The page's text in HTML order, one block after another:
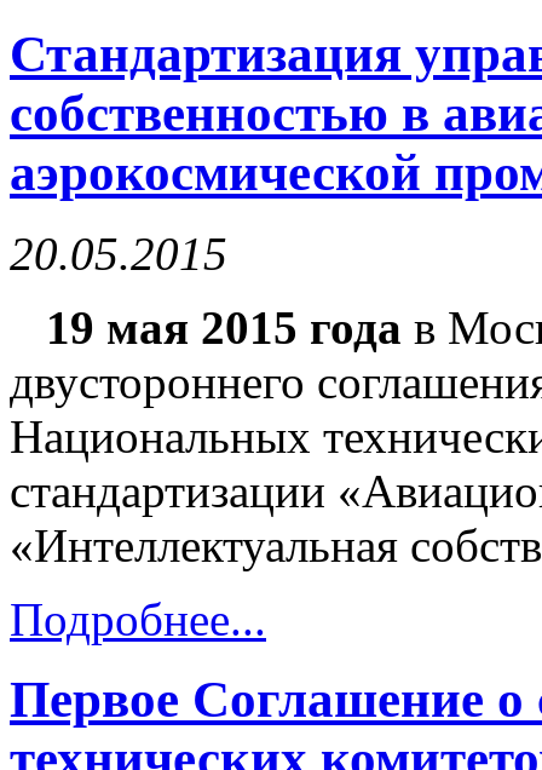
Стандартизация
собственностью в
аэрокосмической
20.05.2015
19 мая 2015 года в
двустороннего
Национальных
стандартизации
«Интеллектуальная
Подробнее...
Первое Соглашение о